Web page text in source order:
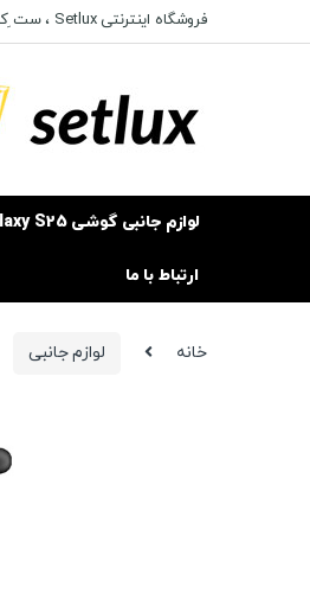
to
to
فروشگاه اینترنتی Setlux ، ست ِکامل لوازم دیجیتال
لوازم جانبی گوشی Galaxy S25
ارتباط با ما
خانه لوازم جانبی